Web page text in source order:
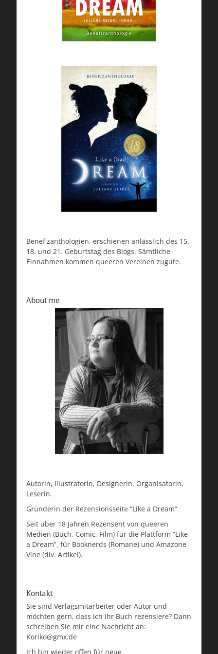
Benefizanthologien, erschienen anlässlich des 15.,
18. und 21. Geburtstag des Blogs. Sämtliche
Einnahmen kommen queeren Vereinen zugute.
About me
Autorin, Illustratorin, Designerin, Organisatorin,
Leserin.
Gründerin der Rezensionsseite “Like a Dream”
Seit über 18 Jahren Rezensent von queeren
Medien (Buch, Comic, Film) für die Plattform “Like
a Dream”, für Booknerds (Romane) und Amazone
Vine (div. Artikel).
Kontakt
Sie sind Verlagsmitarbeiter oder Autor und
möchten gern, dass ich Ihr Buch rezensiere? Dann
schreiben Sie mir eine Nachricht an:
Koriko@gmx.de
Ich bin wieder offen für neue